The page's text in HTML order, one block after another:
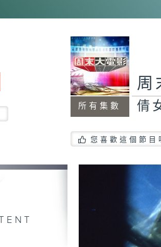
所有集數
周
倩
您喜歡這個節目